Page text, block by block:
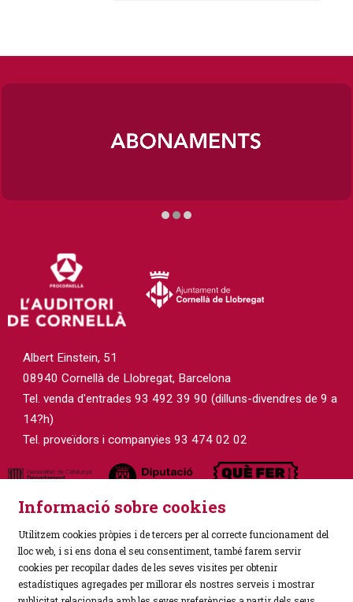
Albert Einstein, 51
08940 Cornellà de Llobregat, Barcelona
Tel. venda d'entrades 93 492 39 90 (dilluns-divendres de 9 a
14?h)
Tel. proveïdors i companyies 93 474 02 02
Sitemap | Avís Legal | Política de Privacitat |
Informació sobre cookies
Utilitzem cookies pròpies i de tercers per al correcte funcionament del
lloc web, i si ens dona el seu consentiment, també farem servir
cookies per recopilar dades de les seves visites per obtenir
estadístiques agregades per millorar els nostres serveis i mostrar